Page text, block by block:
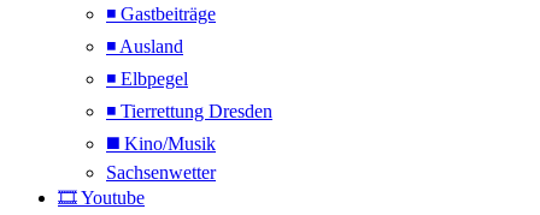
◾ Gastbeiträge
◾ Ausland
◾ Elbpegel
◾ Tierrettung Dresden
◼️ Kino/Musik
Sachsenwetter
🎞️ Youtube